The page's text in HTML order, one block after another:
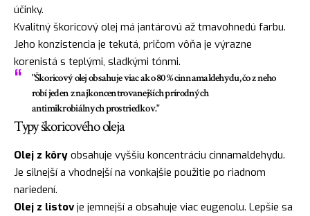
účinky.
Kvalitný škoricový olej má jantárovú až tmavohnedú farbu.
Jeho konzistencia je tekutá, pričom vôňa je výrazne
korenistá s teplými, sladkými tónmi.
"Škoricový olej obsahuje viac ako 80 % cinnamaldehydu, čo z neho
robí jeden z najkoncentrovanejších prírodných
antimikrobiálnych prostriedkov."
Typy škoricového oleja
Olej z kôry obsahuje vyššiu koncentráciu cinnamaldehydu.
Je silnejší a vhodnejší na vonkajšie použitie po riadnom
nariedení.
Olej z listovje jemnejší a obsahuje viac eugenolu. Lepšie sa